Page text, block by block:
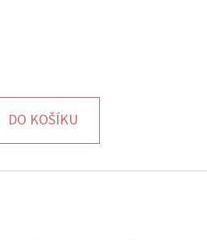
DO KOŠÍKU